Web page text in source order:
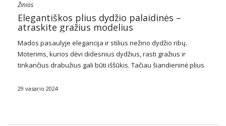
Žinios
Elegantiškos plius dydžio palaidinės –
atraskite gražius modelius
Mados pasaulyje elegancija ir stilius nežino dydžio ribų.
Moterims, kurios dėvi didesnius dydžius, rasti gražius ir
tinkančius drabužius gali būti iššūkis. Tačiau šiandieninė plius
palaidinių srityje. Tai ne tik prabangos išraiška, bet …
29 vasario 2024